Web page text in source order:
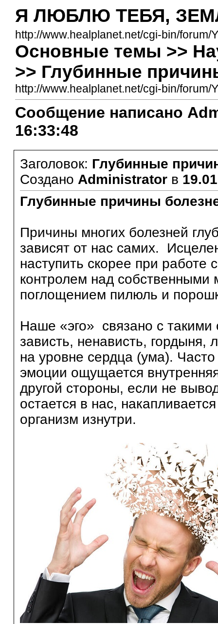
Я ЛЮБЛЮ ТЕБЯ,
http://www.healplanet.net/cgi-bin/forum/
Основные темы >>
>> Глубинные
http://www.healplanet.net/cgi-bin/forum/
Сообщение написано
16:33:48
Заголовок: Глубинные
Создано Administratorв
Глубинные причины
Причины многих болезней
зависят от нас самих.
наступить скорее при
контролем над
поглощением пилюль и
Наше «эго» связано с такими
зависть, ненависть,
на уровне сердца (ума).
эмоции ощущается
другой стороны, если не
остается в нас,
организм изнутри.